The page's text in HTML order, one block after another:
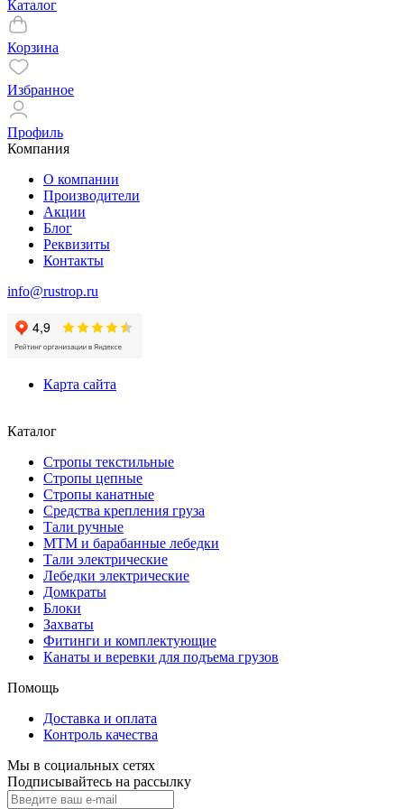
Каталог
Корзина
Избранное
Профиль
Компания
О компании
Производители
Акции
Блог
Реквизиты
Контакты
info@rustrop.ru
Карта сайта
Каталог
Стропы текстильные
Стропы цепные
Стропы канатные
Средства крепления груза
Тали ручные
МТМ и барабанные лебедки
Тали электрические
Лебедки электрические
Домкраты
Блоки
Захваты
Фитинги и комплектующие
Канаты и веревки для подъема грузов
Помощь
Доставка и оплата
Контроль качества
Мы в социальных сетях
Подписывайтесь на рассылку